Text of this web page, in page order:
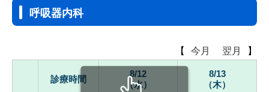
呼吸器内科
【 今月 翌月 】
診療時間
8/12
（水）
8/13
（木）